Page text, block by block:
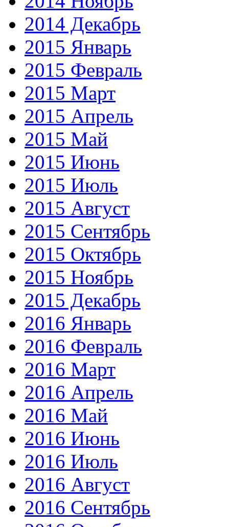
2014 Декабрь
2015 Январь
2015 Февраль
2015 Март
2015 Апрель
2015 Май
2015 Июнь
2015 Июль
2015 Август
2015 Сентябрь
2015 Октябрь
2015 Ноябрь
2015 Декабрь
2016 Январь
2016 Февраль
2016 Март
2016 Апрель
2016 Май
2016 Июнь
2016 Июль
2016 Август
2016 Сентябрь